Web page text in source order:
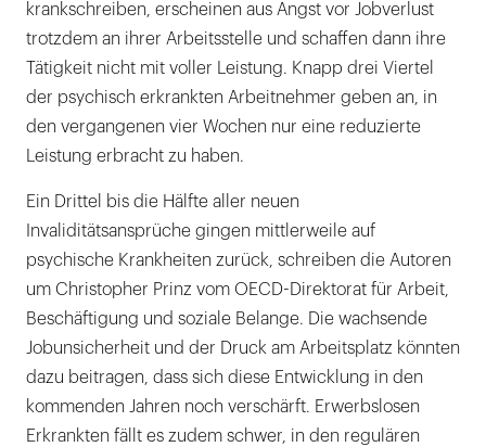
krankschreiben, erscheinen aus Angst vor Jobverlust
trotzdem an ihrer Arbeitsstelle und schaffen dann ihre
Tätigkeit nicht mit voller Leistung. Knapp drei Viertel
der psychisch erkrankten Arbeitnehmer geben an, in
den vergangenen vier Wochen nur eine reduzierte
Leistung erbracht zu haben.
Ein Drittel bis die Hälfte aller neuen
Invaliditätsansprüche gingen mittlerweile auf
psychische Krankheiten zurück, schreiben die Autoren
um Christopher Prinz vom OECD-Direktorat für Arbeit,
Beschäftigung und soziale Belange. Die wachsende
Jobunsicherheit und der Druck am Arbeitsplatz könnten
dazu beitragen, dass sich diese Entwicklung in den
kommenden Jahren noch verschärft. Erwerbslosen
Erkrankten fällt es zudem schwer, in den regulären